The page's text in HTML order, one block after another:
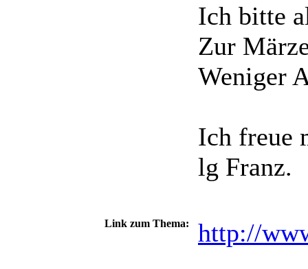
Ich bitte
Zur
Weniger
Ich freue
lg Franz.
Link zum Thema: http://